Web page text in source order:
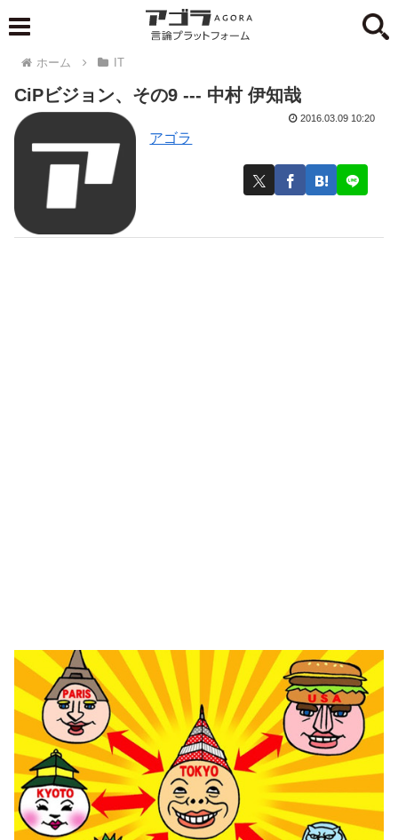
ホーム IT
CiPビジョン、その9 --- 中村 伊知哉
アゴラ
2016.03.09 10:20